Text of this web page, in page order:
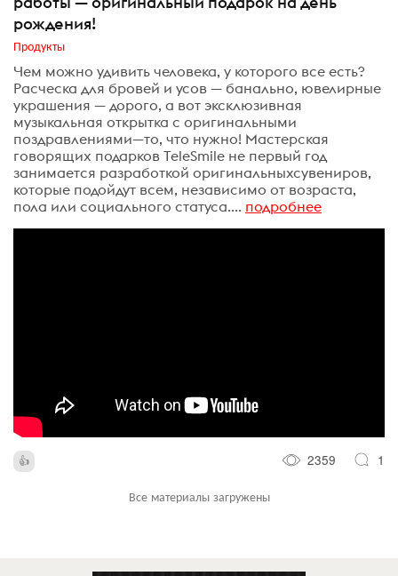
рождения!
Продукты
Чем можно удивить человека, у которого все есть?
Расческа для бровей и усов — банально, ювелирные
украшения — дорого, а вот эксклюзивная
музыкальная открытка с оригинальными
поздравлениями—то, что нужно! Мастерская
говорящих подарков TeleSmile не первый год
занимается разработкой оригинальныхсувениров,
которые подойдут всем, независимо от возраста,
пола или социального статуса.... подробнее
2359 1
Все материалы загружены